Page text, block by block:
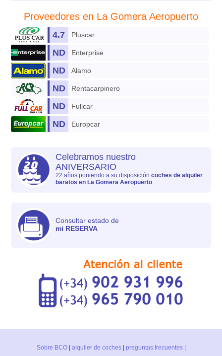
Proveedores en La Gomera Aeropuerto
Pluscar
4.7
Enterprise
ND
Alamo
ND
Rentacarpinero
ND
Fullcar
ND
Europcar
ND
Celebramos nuestro
ANIVERSARIO
22 años poniendo a su disposicióncoches de alquiler
baratos en La Gomera Aeropuerto
Consultar estado de
mi RESERVA
Sobre BCO| alquiler de coches| preguntas frecuentes|